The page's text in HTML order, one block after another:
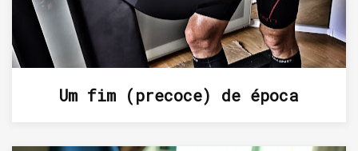
Um fim (precoce) de época